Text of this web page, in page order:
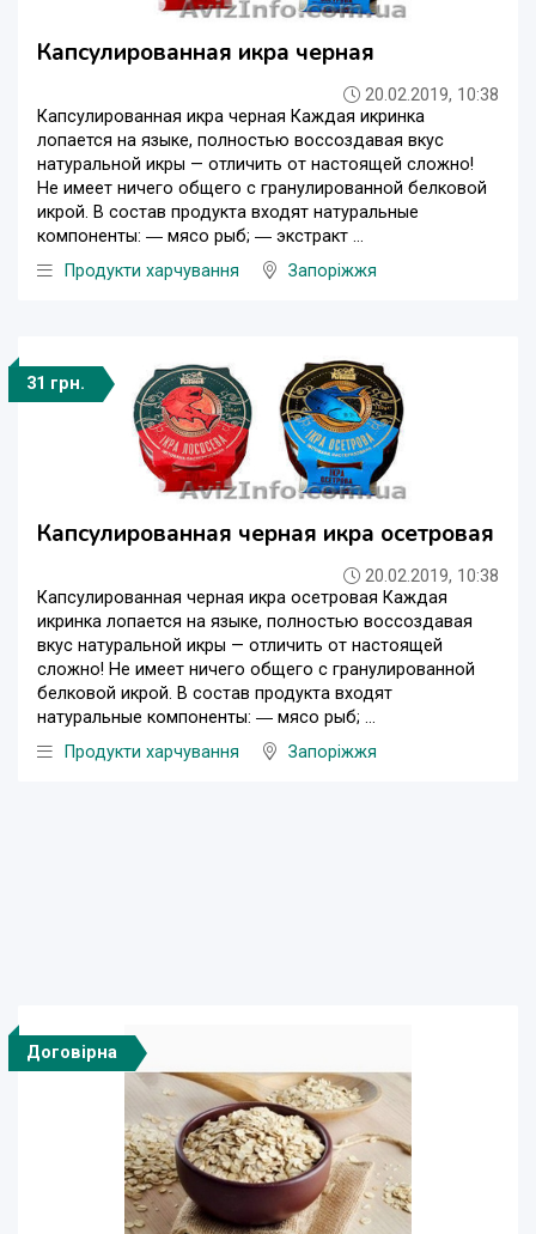
Капсулированная икра черная
20.02.2019, 10:38
Капсулированная икра черная Каждая икринка
лопается на языке, полностью воссоздавая вкус
натуральной икры — отличить от настоящей сложно!
Не имеет ничего общего с гранулированной белковой
икрой. В состав продукта входят натуральные
компоненты: ― мясо рыб; ― экстракт ...
Продукти харчування
Запоріжжя
31 грн.
Капсулированная черная икра осетровая
20.02.2019, 10:38
Капсулированная черная икра осетровая Каждая
икринка лопается на языке, полностью воссоздавая
вкус натуральной икры — отличить от настоящей
сложно! Не имеет ничего общего с гранулированной
белковой икрой. В состав продукта входят
натуральные компоненты: ― мясо рыб; ...
Продукти харчування
Запоріжжя
Договірна